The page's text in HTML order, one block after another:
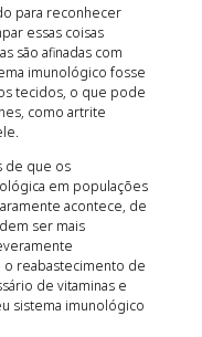
para reconhecer
essas coisas
são afinadas com
imunológico fosse
tecidos, o que pode
como artrite
de que os
em populações
acontece, de
ser mais
o reabastecimento de
de vitaminas e
sistema imunológico